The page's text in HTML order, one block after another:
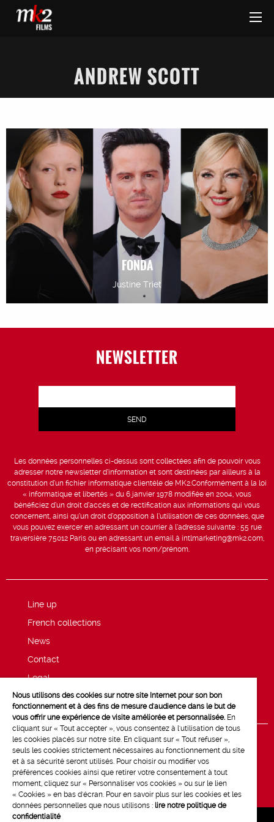
ANDREW SCOTT
FONDA
Justine Triet
NEWSLETTER
Les données personnelles ci-dessus sont collectées afin de pouvoir vous
adresser notre newsletter d’information et sont destinées par ailleurs à la
constitution d’un fichier informatique clientèle de MK2.Conformément à la loi
« informatique et libertés » du 6 janvier 1978 modifiée en 2004, vous
bénéficiez d’un droit d’accès et de rectification aux informations qui vous
concernent, ainsi qu’un droit d’opposition à l’utilisation de ces données, que
vous pouvez exercer en adressant un courrier à l’adresse suivante : 55 rue
traversière 75012 Paris ou en adressant un email à intlmarketing@mk2.com,
en précisant vos nom/prénom.
Line up
French collections
News
Contact
Legal
Privacy and cookie policy
Nous utilisons des cookies sur notre site Internet pour son bon
fonctionnement et à des fins de mesure d'audience dans le but de
vous offrir une expérience de visite améliorée et personnalisée. En
cliquant sur « Tout accepter », vous consentez à l'utilisation de tous
les cookies placés sur notre site. En cliquant sur « Tout refuser »,
seuls les cookies strictement nécessaires au fonctionnement du site
et à sa sécurité seront utilisés. Pour choisir ou modifier vos
préférences cookies ainsi que retirer votre consentement à tout
moment, cliquez sur « Personnaliser vos cookies » ou sur le lien
« Cookies » en bas d'écran. Pour en savoir plus sur les cookies et les
données personnelles que nous utilisons : lire notre politique de
confidentialité